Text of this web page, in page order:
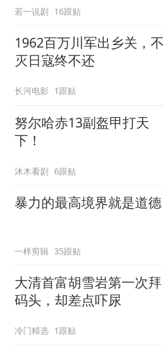
若一说剧 16跟贴
1962百万川军出乡关，不
灭日寇终不还
长河电影 1跟贴
努尔哈赤13副盔甲打天
下！
沐木看剧 6跟贴
暴力的最高境界就是道德
一样剪辑 35跟贴
大清首富胡雪岩第一次拜
码头，却差点吓尿
冷门精选 1跟贴